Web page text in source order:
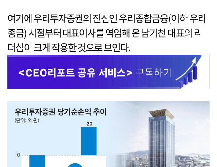
여기에 우리투자증권의 전신인 우리종합금융(이하 우리
종금) 시절부터 대표이사를 역임해 온 남기천 대표의 리
더십이 크게 작용한 것으로 보인다.